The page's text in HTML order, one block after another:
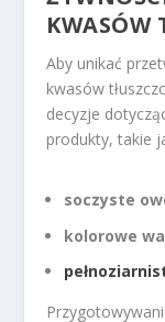
KWASÓW
Aby unikać
kwasów
decyzje
produkty, takie
soczyste
kolorowe